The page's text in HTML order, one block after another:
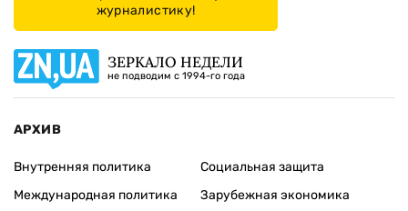
журналистику!
ЗЕРКАЛО НЕДЕЛИ
не подводим с 1994-го года
АРХИВ
Внутренняя политика
Международная политика
Социальная защита
Зарубежная экономика